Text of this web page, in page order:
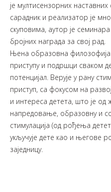
је мултисензорних
сарадник и реализатор је
скуповима, аутор је
бројних награда за свој рад.
Њена образовна филозофија
приступу и подршци сваком
потенцијал. Верује у рану
приступ, са фокусом на
и интереса детета, што је од
напредовање, образовну и
стимулација (од рођења
укључује дете као и његове
заједницу.